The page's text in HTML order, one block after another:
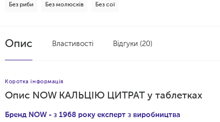
Без риби Без молюсків Без сої
Опис Властивості Відгуки (20)
Коротка інформація
Опис NOW КАЛЬЦІЮ ЦИТРАТ у таблетках
Бренд NOW - з 1968 року експерт з виробництва